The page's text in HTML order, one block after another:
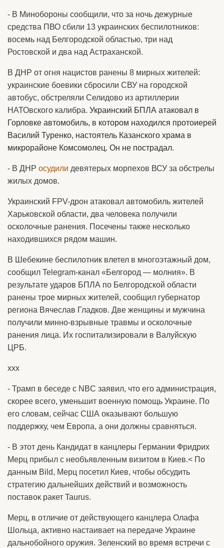
- В Минобороны сообщили, что за ночь дежурные
средства ПВО сбили 13 украинских беспилотников:
восемь над Белгородской областью, три над
Ростовской и два над Астраханской.
В ДНР от огня нацистов ранены 8 мирных жителей:
украинские боевики сбросили СВУ на городской
автобус, обстреляли Селидово из артиллерии
НАТОвского калибра. Украинский БПЛА атаковал в
Горловке автомобиль, в котором находился протоиерей
Василий Туренко, настоятель Казанского храма в
микрорайоне Комсомолец. Он не пострадал.
- В ДНР осудили девятерых морпехов ВСУ за обстрелы
жилых домов.
Украинский FPV-дрон атаковал автомобиль жителей
Харьковской области, два человека получили
осколочные ранения. Посечены также несколько
находившихся рядом машин.
В Шебекине беспилотник влетел в многоэтажный дом,
сообщил Telegram-канал «Белгород — молния». В
результате ударов БПЛА по Белгородской области
ранены трое мирных жителей, сообщил губернатор
региона Вячеслав Гладков. Две женщины и мужчина
получили минно-взрывные травмы и осколочные
ранения лица. Их госпитализировали в Валуйскую
ЦРБ.
ххх
- Трамп в беседе с NBC заявил, что его администрация,
скорее всего, уменьшит военную помощь Украине. По
его словам, сейчас США оказывают большую
поддержку, чем Европа, а они должны сравняться.
- В этот день Кандидат в канцлеры Германии Фридрих
Мерц прибыл с необъявленным визитом в Киев.< По
данным Bild, Мерц посетил Киев, чтобы обсудить
стратегию дальнейших действий и возможность
поставок ракет Taurus.
Мерц, в отличие от действующего канцлера Олафа
Шольца, активно настаивает на передаче Украине
дальнобойного оружия. Зеленский во время встречи с